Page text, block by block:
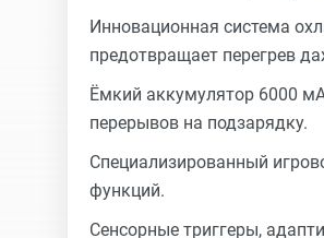
Инновационная система
предотвращает перегрев
Ёмкий аккумулятор 6000
перерывов на подзарядку.
Специализированный
функций.
Сенсорные триггеры,